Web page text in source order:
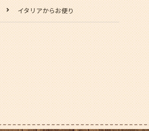
イタリアからお便り